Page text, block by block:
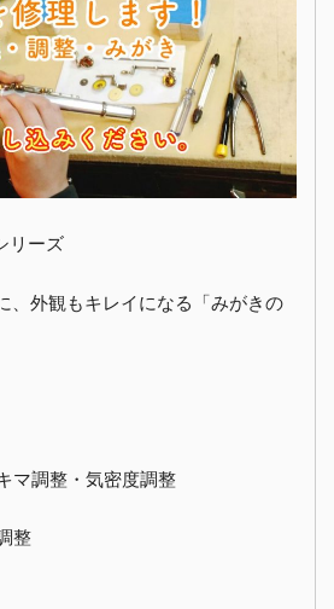
リーズ
、外観もキレイになる「みがきの
マ調整・気密度調整
整